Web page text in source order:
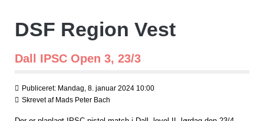
DSF Region Vest
Dall IPSC Open 3, 23/3
Publiceret: Mandag, 8. januar 2024 10:00
Skrevet af Mads Peter Bach